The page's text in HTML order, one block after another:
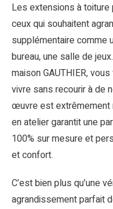
Les extensions à
ceux qui souhaitent
supplémentaire comme
bureau, une salle de
maison GAUTHIER,
vivre sans recourir à de
œuvre est extrêmement
en atelier garantit une
100% sur mesure et
et confort.
C’est bien plus qu’une
agrandissement parfait